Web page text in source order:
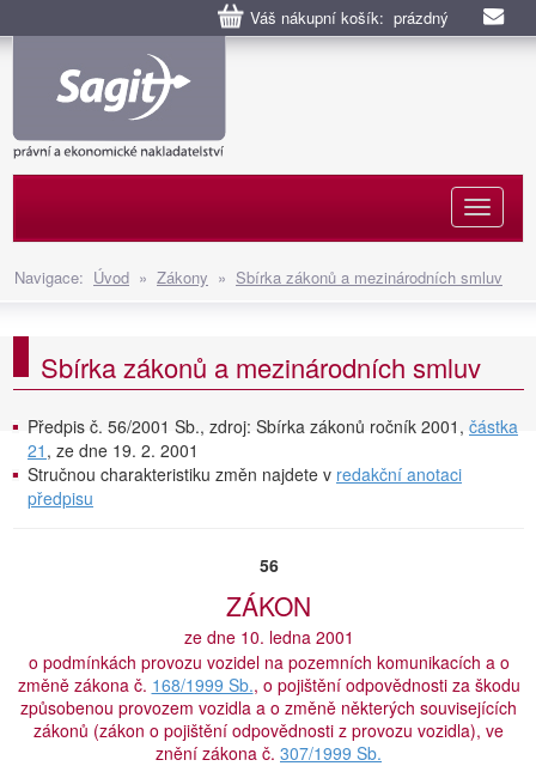
Váš nákupní košík: prázdný
Navigace: Úvod » Zákony » Sbírka zákonů a mezinárodních smluv
Sbírka zákonů a mezinárodních smluv
Předpis č. 56/2001 Sb., zdroj: Sbírka zákonů ročník 2001, částka
21 , ze dne 19. 2. 2001
Stručnou charakteristiku změn najdete v redakční anotaci
předpisu
56
ZÁKON
ze dne 10. ledna 2001
o podmínkách provozu vozidel na pozemních komunikacích a o
změně zákona č. 168/1999 Sb., o pojištění odpovědnosti za škodu
způsobenou provozem vozidla a o změně některých souvisejících
zákonů (zákon o pojištění odpovědnosti z provozu vozidla), ve
znění zákona č. 307/1999 Sb.